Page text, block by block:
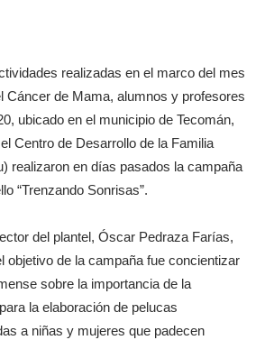
realizadas en el marco del mes
Cáncer de Mama, alumnos y profesores
ubicado en el municipio de Tecomán,
Centro de Desarrollo de la Familia
realizaron en días pasados la campaña
“Trenzando Sonrisas”.
del plantel, Óscar Pedraza Farías,
objetivo de la campaña fue concientizar
sobre la importancia de la
la elaboración de pelucas
a niñas y mujeres que padecen